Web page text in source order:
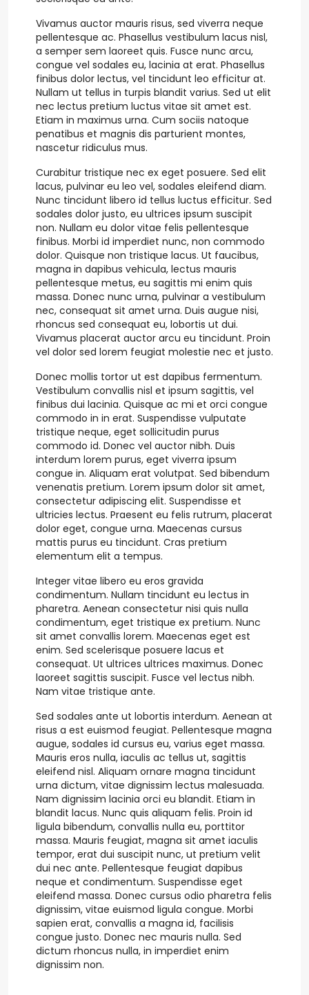
Vivamus auctor mauris risus, sed viverra neque
pellentesque ac. Phasellus vestibulum lacus nisl,
a semper sem laoreet quis. Fusce nunc arcu,
congue vel sodales eu, lacinia at erat. Phasellus
finibus dolor lectus, vel tincidunt leo efficitur at.
Nullam ut tellus in turpis blandit varius. Sed ut elit
nec lectus pretium luctus vitae sit amet est.
Etiam in maximus urna. Cum sociis natoque
penatibus et magnis dis parturient montes,
nascetur ridiculus mus.
Curabitur tristique nec ex eget posuere. Sed elit
lacus, pulvinar eu leo vel, sodales eleifend diam.
Nunc tincidunt libero id tellus luctus efficitur. Sed
sodales dolor justo, eu ultrices ipsum suscipit
non. Nullam eu dolor vitae felis pellentesque
finibus. Morbi id imperdiet nunc, non commodo
dolor. Quisque non tristique lacus. Ut faucibus,
magna in dapibus vehicula, lectus mauris
pellentesque metus, eu sagittis mi enim quis
massa. Donec nunc urna, pulvinar a vestibulum
nec, consequat sit amet urna. Duis augue nisi,
rhoncus sed consequat eu, lobortis ut dui.
Vivamus placerat auctor arcu eu tincidunt. Proin
vel dolor sed lorem feugiat molestie nec et justo.
Donec mollis tortor ut est dapibus fermentum.
Vestibulum convallis nisl et ipsum sagittis, vel
finibus dui lacinia. Quisque ac mi et orci congue
commodo in in erat. Suspendisse vulputate
tristique neque, eget sollicitudin purus
commodo id. Donec vel auctor nibh. Duis
interdum lorem purus, eget viverra ipsum
congue in. Aliquam erat volutpat. Sed bibendum
venenatis pretium. Lorem ipsum dolor sit amet,
consectetur adipiscing elit. Suspendisse et
ultricies lectus. Praesent eu felis rutrum, placerat
dolor eget, congue urna. Maecenas cursus
mattis purus eu tincidunt. Cras pretium
elementum elit a tempus.
Integer vitae libero eu eros gravida
condimentum. Nullam tincidunt eu lectus in
pharetra. Aenean consectetur nisi quis nulla
condimentum, eget tristique ex pretium. Nunc
sit amet convallis lorem. Maecenas eget est
enim. Sed scelerisque posuere lacus et
consequat. Ut ultrices ultrices maximus. Donec
laoreet sagittis suscipit. Fusce vel lectus nibh.
Nam vitae tristique ante.
Sed sodales ante ut lobortis interdum. Aenean at
risus a est euismod feugiat. Pellentesque magna
augue, sodales id cursus eu, varius eget massa.
Mauris eros nulla, iaculis ac tellus ut, sagittis
eleifend nisl. Aliquam ornare magna tincidunt
urna dictum, vitae dignissim lectus malesuada.
Nam dignissim lacinia orci eu blandit. Etiam in
blandit lacus. Nunc quis aliquam felis. Proin id
ligula bibendum, convallis nulla eu, porttitor
massa. Mauris feugiat, magna sit amet iaculis
tempor, erat dui suscipit nunc, ut pretium velit
dui nec ante. Pellentesque feugiat dapibus
neque et condimentum. Suspendisse eget
eleifend massa. Donec cursus odio pharetra felis
dignissim, vitae euismod ligula congue. Morbi
sapien erat, convallis a magna id, facilisis
congue justo. Donec nec mauris nulla. Sed
dictum rhoncus nulla, in imperdiet enim
dignissim non.